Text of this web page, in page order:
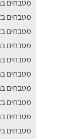
מטבחים
מטבחים
מטבחים
מטבחים
מטבחים
מטבחים
מטבחים
מטבחים
מטבחים
מטבחים